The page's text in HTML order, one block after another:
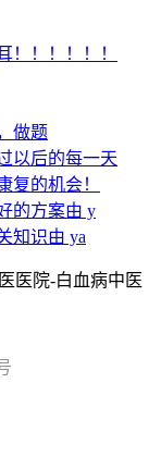
！！！！！！
做题
以后的每一天
复的机会！
的方案由 y
知识由 ya
医院-白血病中医